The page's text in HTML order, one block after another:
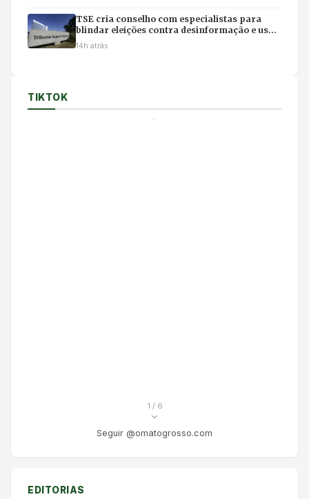
TSE cria conselho com especialistas para
blindar eleições contra desinformação e uso
ilícito de IA
14h atrás
TIKTOK
1 / 6
Seguir @omatogrosso.com
EDITORIAS